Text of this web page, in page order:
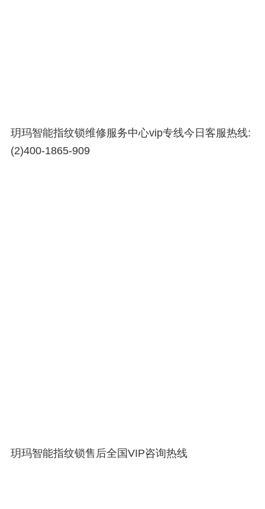
玥玛智能指纹锁维修服务中心vip专线今日客服热线:
(2)400-1865-909
玥玛智能指纹锁售后全国VIP咨询热线